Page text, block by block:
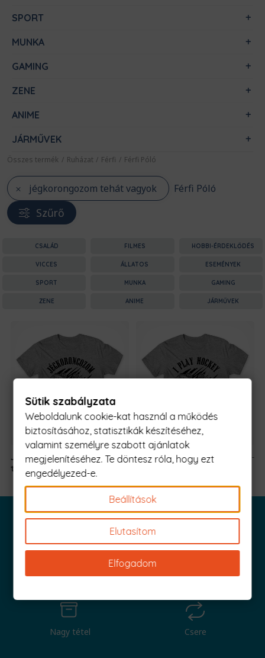
SPORT
MUNKA
GAMING
ZENE
ANIME
JÁRMŰVEK
Összes termék / Ruházat / Férfi / Férfi Póló
jégkorongozom tehát vagyok Férfi Póló
Szűrő
CSALÁD FILMES HOBBI-ÉRDEKLŐDÉS
VICCES ÁLLATOS ESEMÉNYEK
SPORT MUNKA GAMING
ZENE ANIME JÁRMŰVEK
Jégkorongozom
tehát Vagyok
5990 Ft-
Jégkorongozom
-
Iratkozz fel és küldjük is az 1000 Ft értékű kuponod!
Nagy tétel Csere
Sütik szabályzata
Weboldalunk cookie-kat használ a működés
biztosításához, statisztikák készítéséhez,
valamint személyre szabott ajánlatok
megjelenítéséhez. Te döntesz róla, hogy ezt
engedélyezed-e.
Beállítások
Elutasítom
Elfogadom